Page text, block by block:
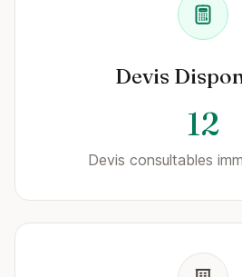
Devis
12
Devis consultables